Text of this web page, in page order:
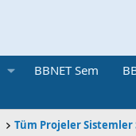
BBNET Sem
Tüm Projeler Sistemler